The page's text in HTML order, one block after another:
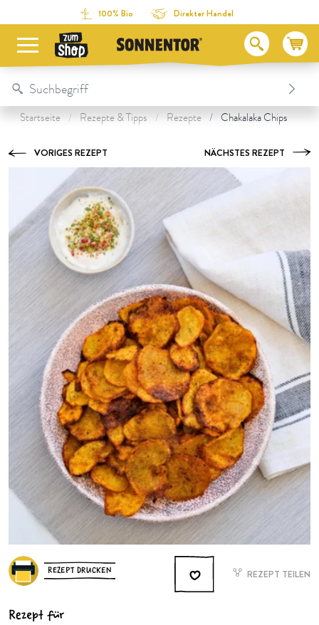
Direkt zum Inhalt
Zum Inhaltsverzeichnis
Direkt zum Menü 100% Bio Direkter Handel
Table Of Content
Unsere Produkte zum Rezept
Das könnte dir auch schmecken:
Startseite Rezepte & Tipps Rezepte Chakalaka Chips
VORIGES REZEPT NÄCHSTES REZEPT
REZEPT DRUCKEN REZEPT TEILEN
Rezept für